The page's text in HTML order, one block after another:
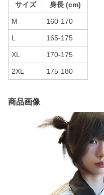
サイズ 身長 (cm)
M 160-170
L 165-175
XL 170-175
2XL 175-180
商品画像